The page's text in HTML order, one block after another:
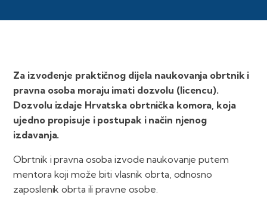
Za izvođenje praktičnog dijela naukovanja obrtnik i
pravna osoba moraju imati dozvolu (licencu).
Dozvolu izdaje Hrvatska obrtnička komora, koja
ujedno propisuje i postupak i način njenog
izdavanja.
Obrtnik i pravna osoba izvode naukovanje putem
mentora koji može biti vlasnik obrta, odnosno
zaposlenik obrta ili pravne osobe.